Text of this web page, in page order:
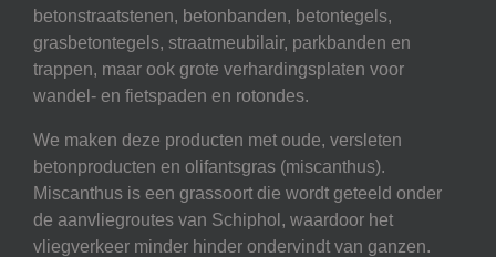
betonstraatstenen, betonbanden, betontegels,
grasbetontegels, straatmeubilair, parkbanden en
trappen, maar ook grote verhardingsplaten voor
wandel- en fietspaden en rotondes.
We maken deze producten met oude, versleten
betonproducten en olifantsgras (miscanthus).
Miscanthus is een grassoort die wordt geteeld onder
de aanvliegroutes van Schiphol, waardoor het
vliegverkeer minder hinder ondervindt van ganzen.